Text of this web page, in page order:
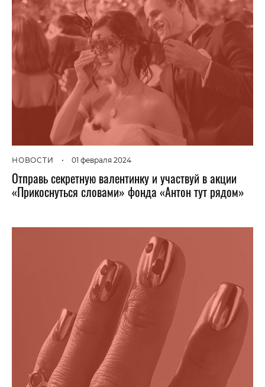
НОВОСТИ • 01 февраля 2024
Отправь секретную валентинку и участвуй в акции
«Прикоснуться словами» фонда «Антон тут рядом»